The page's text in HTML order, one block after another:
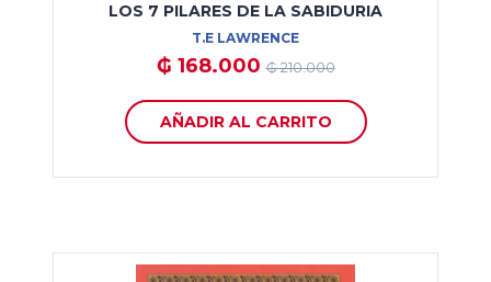
LOS 7 PILARES DE LA SABIDURIA
T.E LAWRENCE
₲ 168.000₲ 210.000
AÑADIR AL CARRITO